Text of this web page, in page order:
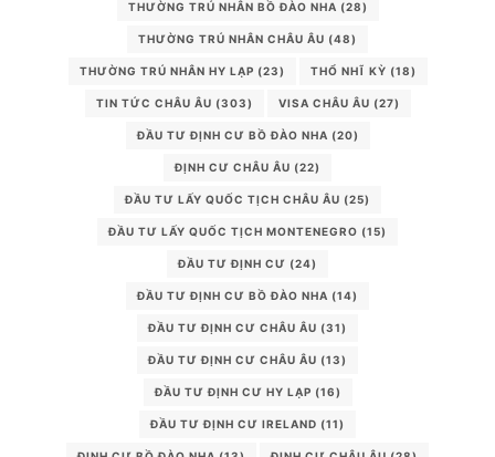
THƯỜNG TRÚ NHÂN BỒ ĐÀO NHA (28)
THƯỜNG TRÚ NHÂN CHÂU ÂU (48)
THƯỜNG TRÚ NHÂN HY LẠP (23) THỔ NHĨ KỲ (18)
TIN TỨC CHÂU ÂU (303) VISA CHÂU ÂU (27)
ĐẦU TƯ ĐỊNH CƯ BỒ ĐÀO NHA (20)
ĐỊNH CƯ CHÂU ÂU (22)
ĐẦU TƯ LẤY QUỐC TỊCH CHÂU ÂU (25)
ĐẦU TƯ LẤY QUỐC TỊCH MONTENEGRO (15)
ĐẦU TƯ ĐỊNH CƯ (24)
ĐẦU TƯ ĐỊNH CƯ BỒ ĐÀO NHA (14)
ĐẦU TƯ ĐỊNH CƯ CHÂU ÂU (31)
ĐẦU TƯ ĐỊNH CƯ CHÂU ÂU (13)
ĐẦU TƯ ĐỊNH CƯ HY LẠP (16)
ĐẦU TƯ ĐỊNH CƯ IRELAND (11)